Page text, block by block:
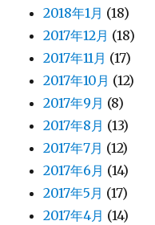
2018年1月 (18)
2017年12月 (18)
2017年11月 (17)
2017年10月 (12)
2017年9月 (8)
2017年8月 (13)
2017年7月 (12)
2017年6月 (14)
2017年5月 (17)
2017年4月 (14)